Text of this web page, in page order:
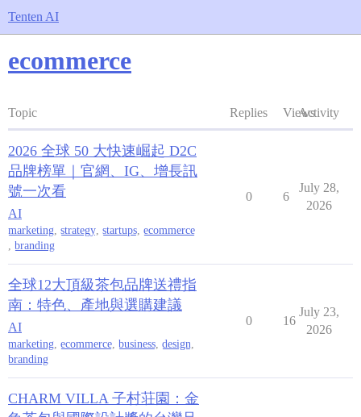
Tenten AI
ecommerce
Topic Replies ViewsActivity
2026 全球 50 大快速崛起 D2C
品牌榜單｜官網、IG、增長訊
號一次看
AI
marketing, strategy, startups, ecommerce
, branding
0 6
July 28,
2026
全球12大頂級茶包品牌送禮指
南：特色、產地與選購建議
AI
marketing, ecommerce, business, design,
branding
0 16
July 23,
2026
CHARM VILLA 子村荘園：金